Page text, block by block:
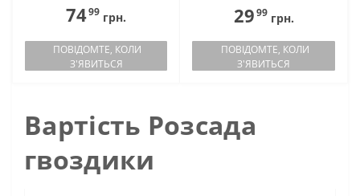
7499 грн.
ПОВІДОМТЕ, КОЛИ
З'ЯВИТЬСЯ
2999грн.
ПОВІДОМТЕ, КОЛИ
З'ЯВИТЬСЯ
Вартість Розсада
гвоздики